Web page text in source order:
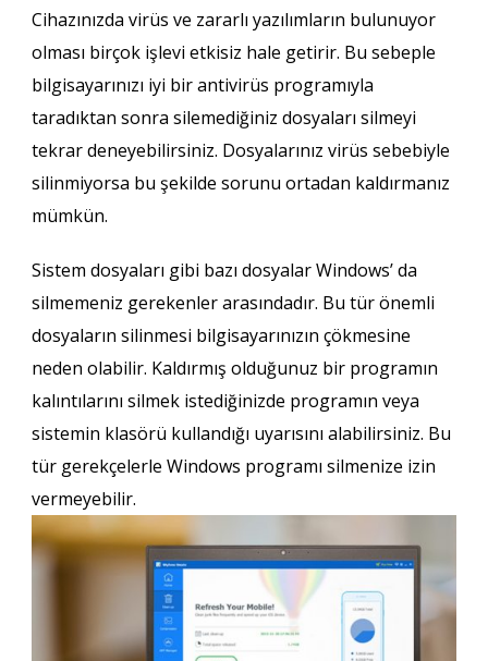
Cihazınızda virüs ve zararlı yazılımların bulunuyor
olması birçok işlevi etkisiz hale getirir. Bu sebeple
bilgisayarınızı iyi bir antivirüs programıyla
taradıktan sonra silemediğiniz dosyaları silmeyi
tekrar deneyebilirsiniz. Dosyalarınız virüs sebebiyle
silinmiyorsa bu şekilde sorunu ortadan kaldırmanız
mümkün.
Sistem dosyaları gibi bazı dosyalar Windows’ da
silmemeniz gerekenler arasındadır. Bu tür önemli
dosyaların silinmesi bilgisayarınızın çökmesine
neden olabilir. Kaldırmış olduğunuz bir programın
kalıntılarını silmek istediğinizde programın veya
sistemin klasörü kullandığı uyarısını alabilirsiniz. Bu
tür gerekçelerle Windows programı silmenize izin
vermeyebilir.